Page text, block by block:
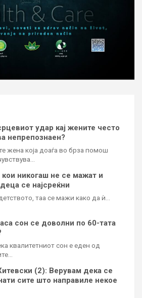
удар кај жените често
непрепознаен?
жена која доаѓа во брза помош
никогаш не се мажат и
се најсреќни
таа се мажи како да ѝ…
сон се доволни по 60-тата
квалитетниот сон е еден од
(2): Верувам дека се
сите што направиле некое